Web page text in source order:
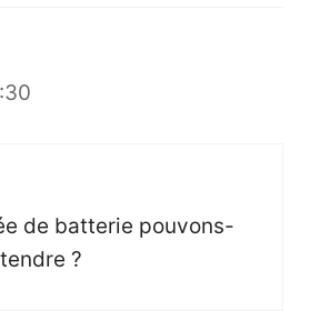
de batterie pouvons-
?